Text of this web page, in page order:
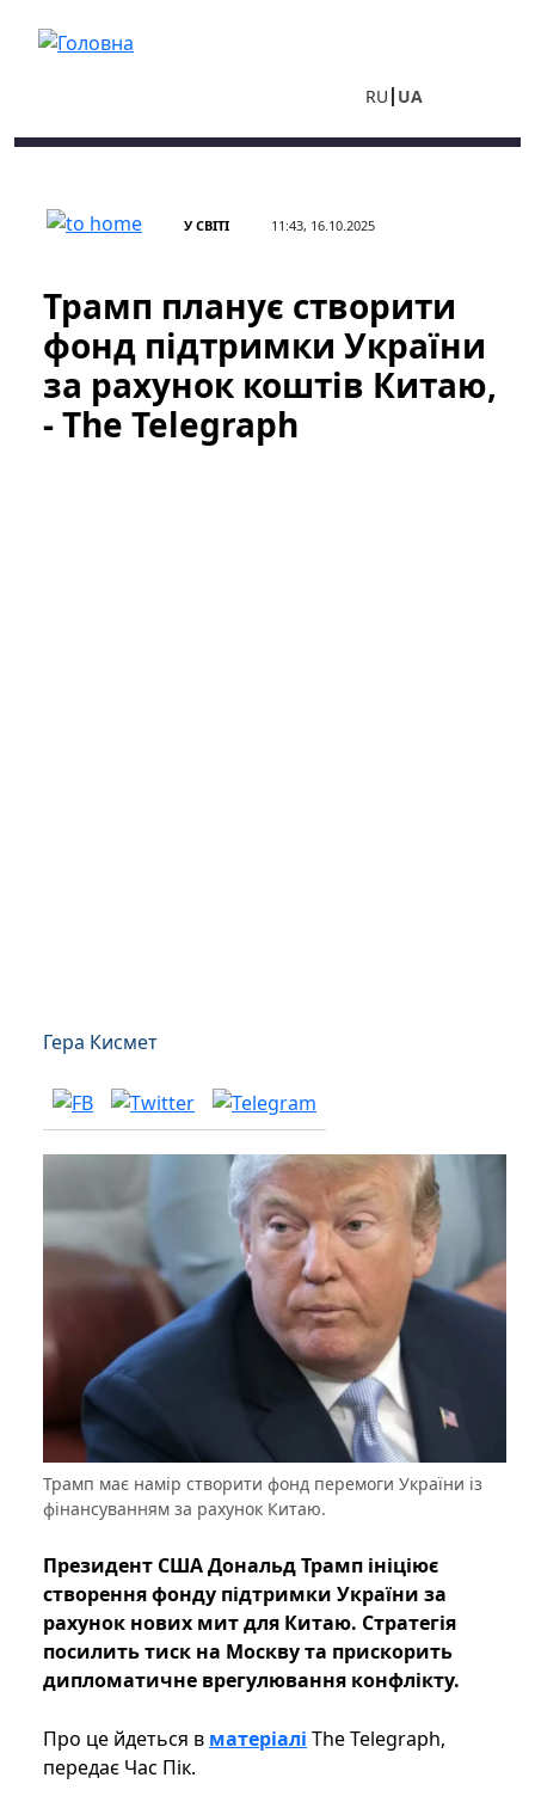
RU UA
У СВІТІ 11:43, 16.10.2025
Трамп планує створити
фонд підтримки України
за рахунок коштів Китаю,
- The Telegraph
Гера Кисмет
Трамп має намір створити фонд перемоги України із
фінансуванням за рахунок Китаю.
Президент США Дональд Трамп ініціює
створення фонду підтримки України за
рахунок нових мит для Китаю. Стратегія
посилить тиск на Москву та прискорить
дипломатичне врегулювання конфлікту.
Про це йдеться в матеріалі The Telegraph,
передає Час Пік.